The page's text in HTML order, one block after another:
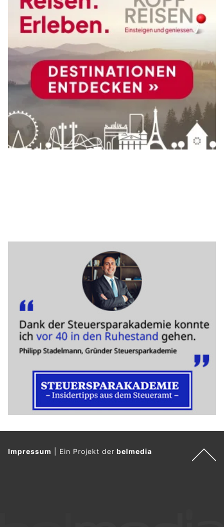
Impressum Ein Projekt derbelmedia